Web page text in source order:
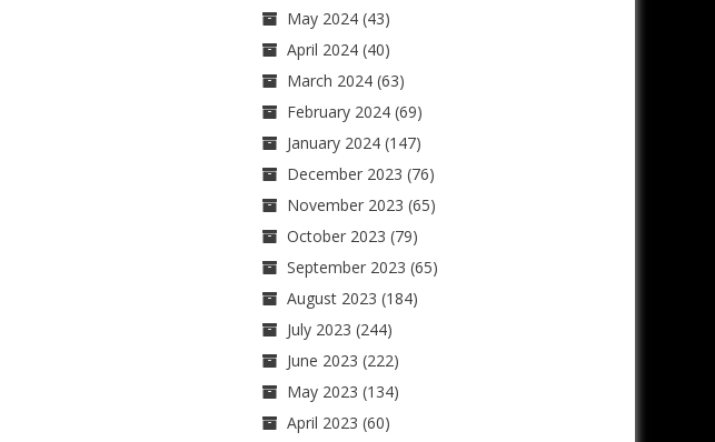
May 2024(43)
April 2024(40)
March 2024(63)
February 2024(69)
January 2024(147)
December 2023 (76)
November 2023 (65)
October 2023 (79)
September 2023 (65)
August 2023 (184)
July 2023 (244)
June 2023 (222)
May 2023 (134)
April 2023 (60)